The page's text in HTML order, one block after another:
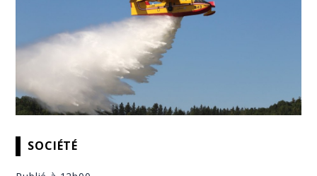
SOCIÉTÉ